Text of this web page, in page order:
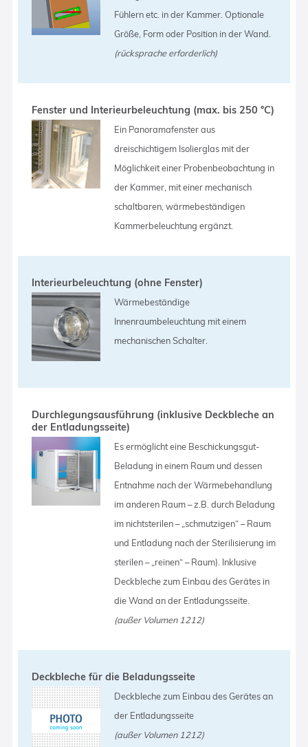
Fühlern etc. in der Kammer. Optionale
Größe, Form oder Position in der Wand.
(rücksprache erforderlich)
Fenster und Interieurbeleuchtung (max. bis 250 °C)
Ein Panoramafenster aus
dreischichtigem Isolierglas mit der
Möglichkeit einer Probenbeobachtung in
der Kammer, mit einer mechanisch
schaltbaren, wärmebeständigen
Kammerbeleuchtung ergänzt.
Interieurbeleuchtung (ohne Fenster)
Wärmebeständige
Innenraumbeleuchtung mit einem
mechanischen Schalter.
Durchlegungsausführung (inklusive Deckbleche an
der Entladungsseite)
Es ermöglicht eine Beschickungsgut-
Beladung in einem Raum und dessen
Entnahme nach der Wärmebehandlung
im anderen Raum – z.B. durch Beladung
im nichtsterilen – „schmutzigen“ – Raum
und Entladung nach der Sterilisierung im
sterilen – „reinen“ – Raum). Inklusive
Deckbleche zum Einbau des Gerätes in
die Wand an der Entladungsseite.
(außer Volumen 1212)
Deckbleche für die Beladungsseite
Deckbleche zum Einbau des Gerätes an
der Entladungsseite
(außer Volumen 1212)